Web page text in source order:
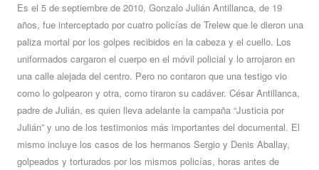
Es el 5 de septiembre de 2010, Gonzalo Julián Antillanca, de 19
años, fue interceptado por cuatro policías de Trelew que le dieron una
paliza mortal por los golpes recibidos en la cabeza y el cuello. Los
uniformados cargaron el cuerpo en el móvil policial y lo arrojaron en
una calle alejada del centro. Pero no contaron que una testigo vio
como lo golpearon y otra, como tiraron su cadáver. César Antillanca,
padre de Julián, es quien lleva adelante la campaña “Justicia por
Julián” y uno de los testimonios más importantes del documental. El
mismo incluye los casos de los hermanos Sergio y Denis Aballay,
golpeados y torturados por los mismos policías, horas antes de